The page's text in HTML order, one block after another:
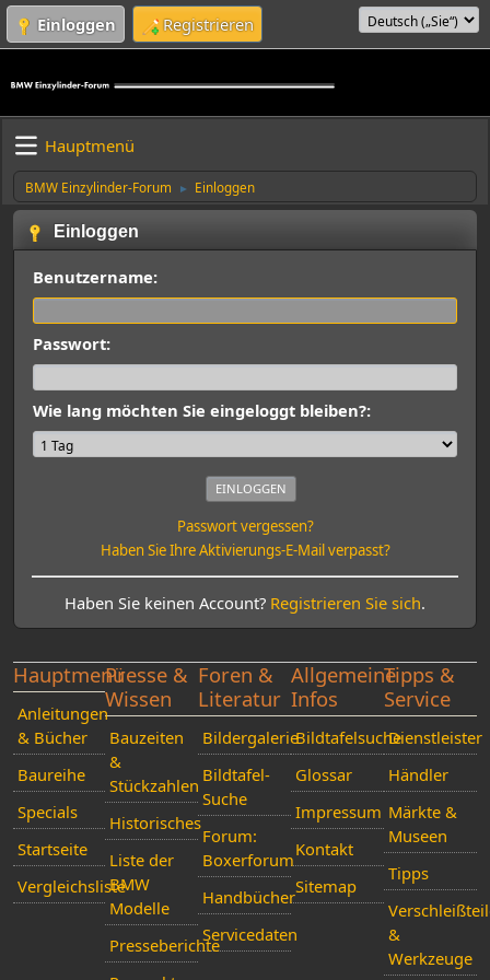
Einloggen Registrieren
Hauptmenü
BMW Einzylinder-Forum ► Einloggen
Einloggen
Benutzername:
Passwort:
Wie lang möchten Sie eingeloggt bleiben?:
Passwort vergessen?
Haben Sie Ihre Aktivierungs-E-Mail verpasst?
Haben Sie keinen Account? Registrieren Sie sich.
Hauptmenü
Anleitungen
& Bücher
Baureihe
Specials
Startseite
Vergleichsliste
Presse &
Wissen
Bauzeiten
&
Stückzahlen
Historisches
Liste der
BMW
Modelle
Presseberichte
Foren &
Literatur
Bildergalerie
Bildtafel-
Suche
Forum:
Boxerforum
Handbücher
Servicedaten
Allgemeine
Infos
Bildtafelsuche
Glossar
Impressum
Kontakt
Sitemap
Tipps &
Service
Dienstleister
Händler
Märkte &
Museen
Tipps
&
Werkzeuge